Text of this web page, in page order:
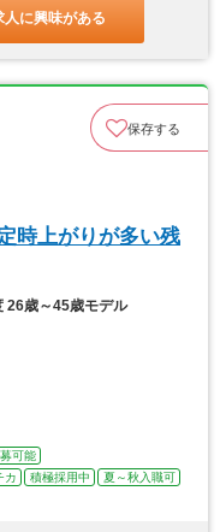
人に興味がある
保存する
時上がりが多い残
26歳～45歳モデル
可能
カ 積極採用中
夏～秋入職可